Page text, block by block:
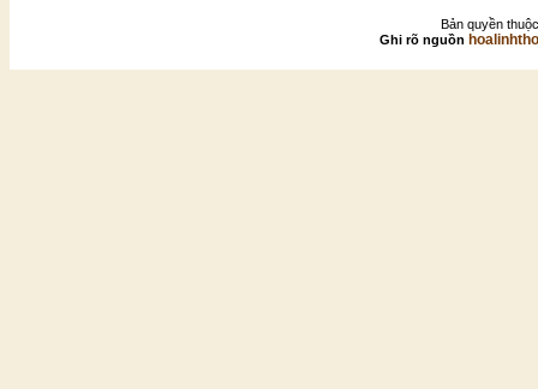
Bản quyền
Ghi rõ nguồn